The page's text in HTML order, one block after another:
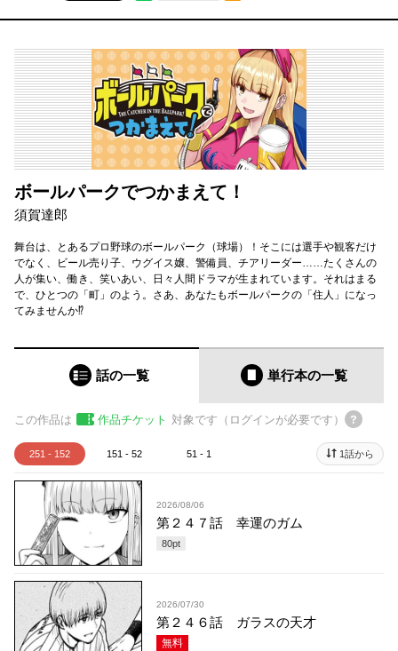
ボールパークでつかまえて！
須賀達郎
舞台は、とあるプロ野球のボールパーク（球場）！そこには選手や観客だけ
でなく、ビール売り子、ウグイス嬢、警備員、チアリーダー……たくさんの
人が集い、働き、笑いあい、日々人間ドラマが生まれています。それはまる
で、ひとつの「町」のよう。さあ、あなたもボールパークの「住人」になっ
てみませんか⁉
話の一覧 単行本の一覧
この作品は 作品チケット 対象です（ログインが必要です）
251 - 152 151 - 52 51 - 1 1話から
2026/08/06
第２４７話 幸運のガム
80pt
2026/07/30
第２４６話 ガラスの天才
無料